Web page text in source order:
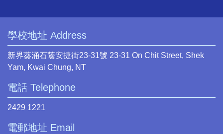
學校地址 Address
新界葵涌石蔭安捷街23-31號 23-31 On Chit Street, Shek
Yam, Kwai Chung, NT
電話 Telephone
2429 1221
電郵地址 Email